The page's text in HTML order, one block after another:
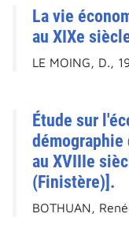
La vie
au XIXe
LE MOING, D.,
Étude sur
démographie
au XVIIIe
(Finistère)].
BOTHUAN,